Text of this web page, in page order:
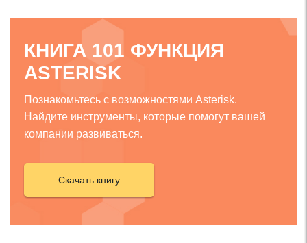
КНИГА 101 ФУНКЦИЯ
ASTERISK
Познакомьтесь с возможностями Asterisk.
Найдите инструменты, которые помогут вашей
компании развиваться.
Скачать книгу